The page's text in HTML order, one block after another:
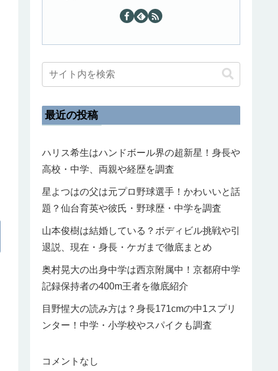
最近の投稿
ハリス希生はハンドボール界の超新星！身長や
高校・中学、両親や経歴を調査
星よつはの父は元プロ野球選手！かわいいと話
題？仙台育英や彼氏・野球歴・中学を調査
山本俊樹は結婚している？ボディビル挑戦や引
退説、現在・身長・ケガまで徹底まとめ
奥村晃大の出身中学は西京附属中！京都府中学
記録保持者の400m王者を徹底紹介
目野惺大の読み方は？身長171cmの中1スプリ
ンター！中学・小学校やスパイクも調査
コメントなし